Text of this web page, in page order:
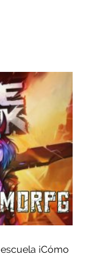
¡Cómo